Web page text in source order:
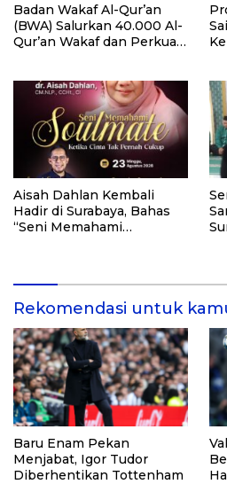
Badan Wakaf Al-Qur’an
(BWA) Salurkan 40.000 Al-
Qur’an Wakaf dan Perkuat
Aisah Dahlan Kembali
Hadir di Surabaya, Bahas
“Seni Memahami
Rekomendasi untuk
Baru Enam Pekan
Menjabat, Igor Tudor
Diberhentikan Tottenham